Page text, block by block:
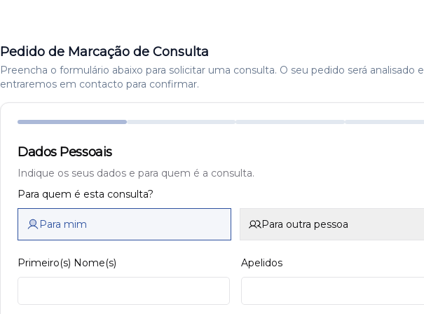
Pedido de Marcação de Consulta
Preencha o formulário abaixo para solicitar uma consulta. O seu pedido será analisado e
entraremos em contacto para confirmar.
Dados Pessoais
Indique os seus dados e para quem é a consulta.
Para quem é esta consulta?
Para mim Para outra pessoa
Primeiro(s) Nome(s) Apelidos